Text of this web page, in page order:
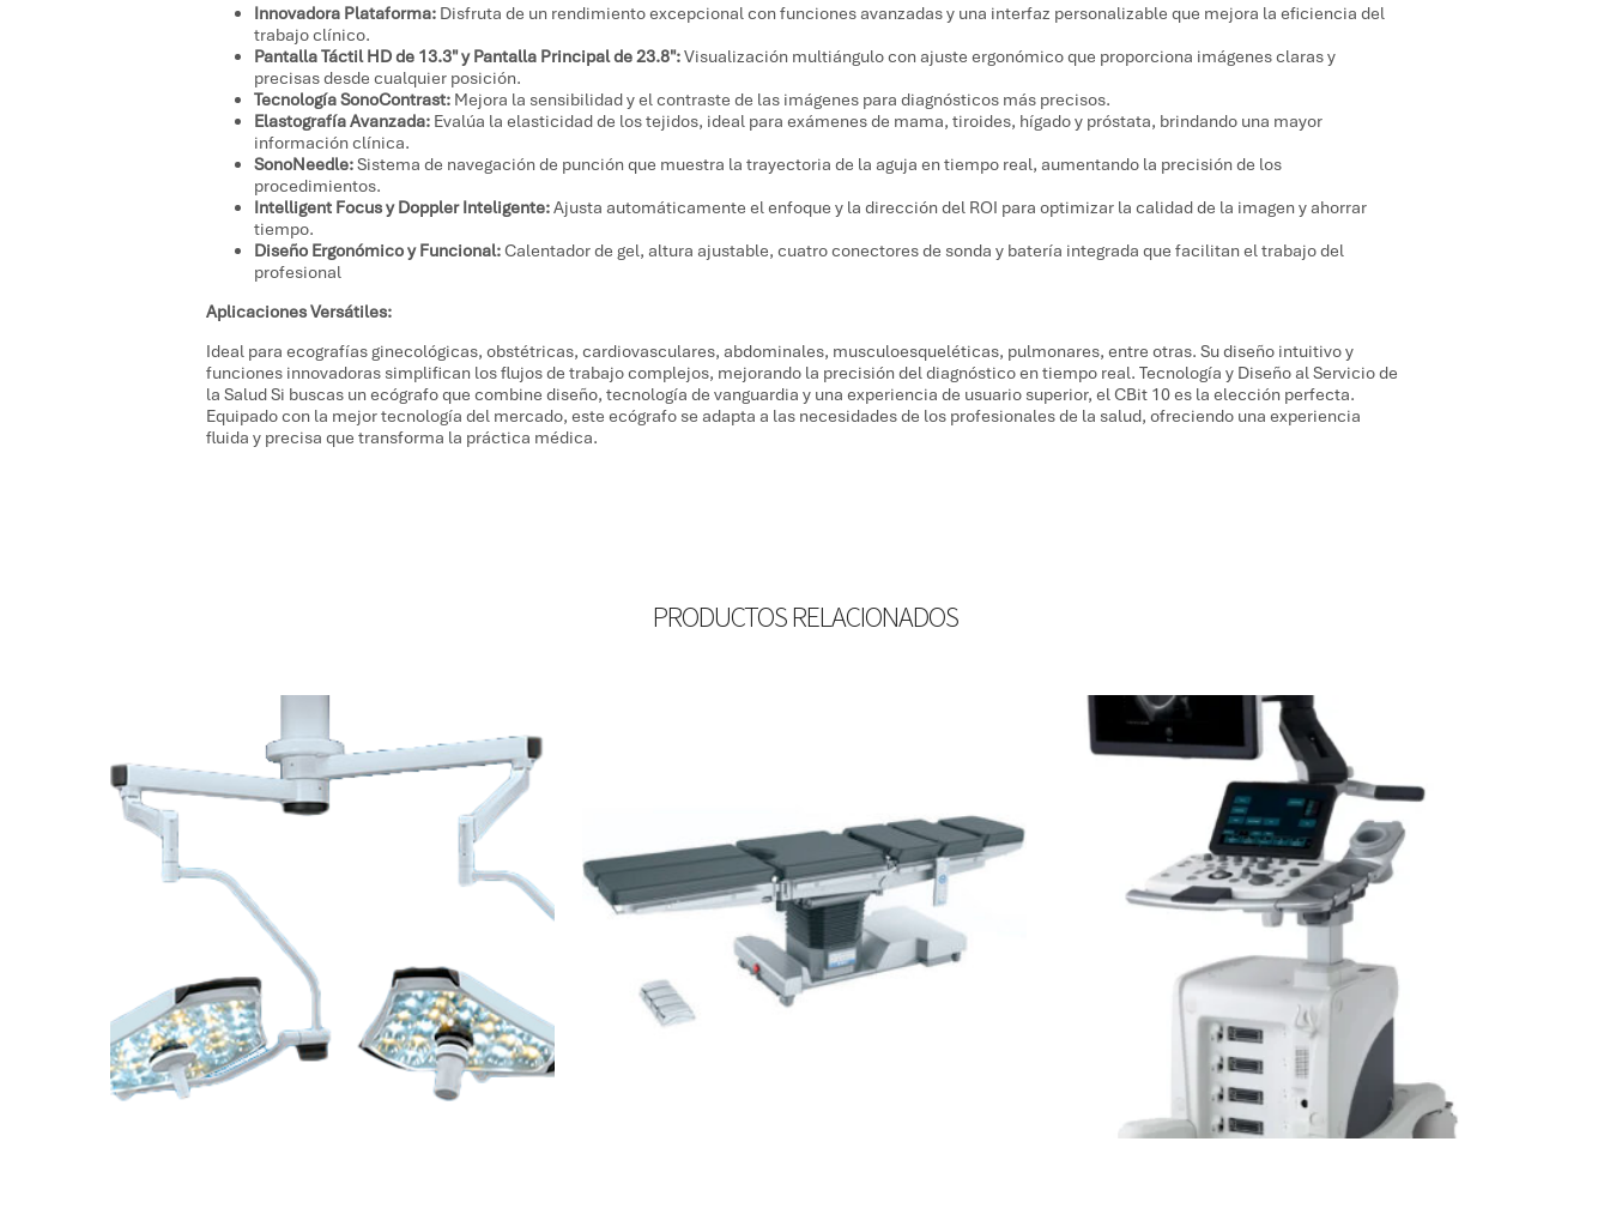
Innovadora Plataforma: Disfruta de un rendimiento excepcional con funciones avanzadas y una interfaz personalizable que mejora la eficiencia del
trabajo clínico.
Pantalla Táctil HD de 13.3″ y Pantalla Principal de 23.8″:Visualización multiángulo con ajuste ergonómico que proporciona imágenes claras y
precisas desde cualquier posición.
Tecnología SonoContrast: Mejora la sensibilidad y el contraste de las imágenes para diagnósticos más precisos.
Elastografía Avanzada: Evalúa la elasticidad de los tejidos, ideal para exámenes de mama, tiroides, hígado y próstata, brindando una mayor
información clínica.
SonoNeedle:Sistema de navegación de punción que muestra la trayectoria de la aguja en tiempo real, aumentando la precisión de los
procedimientos.
Intelligent Focus y Doppler Inteligente:Ajusta automáticamente el enfoque y la dirección del ROI para optimizar la calidad de la imagen y ahorrar
tiempo.
Diseño Ergonómico y Funcional:Calentador de gel, altura ajustable, cuatro conectores de sonda y batería integrada que facilitan el trabajo del
profesional
Aplicaciones Versátiles:
Ideal para ecografías ginecológicas, obstétricas, cardiovasculares, abdominales, musculoesqueléticas, pulmonares, entre otras. Su diseño intuitivo y
funciones innovadoras simplifican los flujos de trabajo complejos, mejorando la precisión del diagnóstico en tiempo real. Tecnología y Diseño al Servicio de
la Salud Si buscas un ecógrafo que combine diseño, tecnología de vanguardia y una experiencia de usuario superior, el CBit 10 es la elección perfecta.
Equipado con la mejor tecnología del mercado, este ecógrafo se adapta a las necesidades de los profesionales de la salud, ofreciendo una experiencia
fluida y precisa que transforma la práctica médica.
PRODUCTOS RELACIONADOS